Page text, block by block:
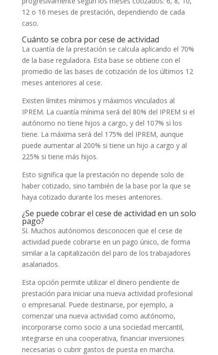
12 o 16 meses de prestación, dependiendo de cada
caso.
Cuánto se cobra por cese de actividad
La cuantía de la prestación se calcula aplicando el 70%
de la base reguladora. Esta base se obtiene con el
promedio de las bases de cotización de los últimos 12
meses anteriores al cese.
Existen límites mínimos y máximos vinculados al
IPREM. La cuantía mínima será del 80% del IPREM si el
autónomo no tiene hijos a cargo, y del 107% si los
tiene. La máxima será del 175% del IPREM, aunque
puede aumentar al 200% si tiene un hijo a cargo y al
225% si tiene más hijos.
Esto significa que la prestación no depende solo de
haber cotizado, sino también de la base por la que se
haya cotizado durante los meses anteriores.
¿Se puede cobrar el cese de actividad en un solo
pago?
Sí. Muchos autónomos desconocen que el cese de
actividad puede cobrarse en un pago único, de forma
similar a la capitalización del paro de los trabajadores
asalariados.
Esta opción permite utilizar el dinero pendiente de
prestación para iniciar una nueva actividad profesional
o empresarial. Puede destinarse, por ejemplo, a
comenzar una nueva actividad como autónomo,
incorporarse como socio a una sociedad mercantil,
integrarse en una cooperativa, financiar inversiones
necesarias o cubrir gastos de puesta en marcha.